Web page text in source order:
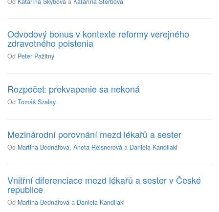
Odvodový bonus v kontexte reformy verejného
zdravotného poistenia
Od Peter Pažitný
Rozpočet: prekvapenie sa nekoná
Od Tomáš Szalay
Mezinárodní porovnání mezd lékařů a sester
Od Martina Bednářová, Aneta Reisnerová a Daniela Kandilaki
Vnitřní diferenciace mezd lékařů a sester v České
republice
Od Martina Bednářová a Daniela Kandilaki